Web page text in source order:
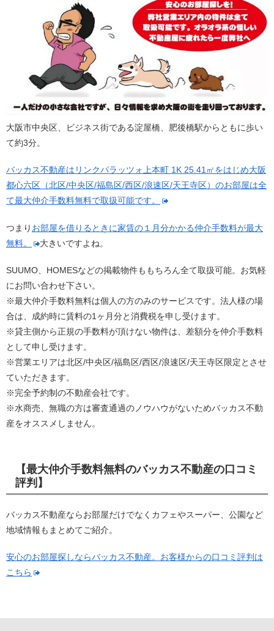
大阪市中央区、ビジネス街である淀屋橋、肥後橋駅からともに歩い
て約3分。
バッカス不動産はリンクパラッツォ上本町 1K 25.41㎡をはじめ大阪
都心六区（北区/中央区/福島区/西区/浪速区/天王寺区）のお部屋は全
て最大仲介手数料無料で取扱可能です。
つまり お部屋を借りるときに家賃の１月分かかる仲介手数料が最大
無料。
大きいですよね。
SUUMO、HOMESなどの掲載物件ももちろん全て取扱可能。お気軽
にお問い合わせ下さい。
※最大仲介手数料無料は個人の方のみのサービスです。法人様の場
合は、成約時に賃料の1ヶ月分と消費税を申し受けます。
※貸主側から正規の手数料が頂けない物件は、差額分を仲介手数料
として申し受けます。
※営業エリアは北区/中央区/福島区/西区/浪速区/天王寺区限定とさせ
ていただきます。
※完全予約制の不動産会社です。
※水商売、無職の方は審査通過のノウハウがないためバッカス不動
産をオススメしません。
【最大仲介手数料無料のバッカス不動産の口コミ
評判】
バッカス不動産ならお部屋だけでなくカフェやスーパー、公園など
地域情報もまとめてご紹介。
安心のお部屋探しならバッカス不動産。お客様からの口コミ評判は
こちら